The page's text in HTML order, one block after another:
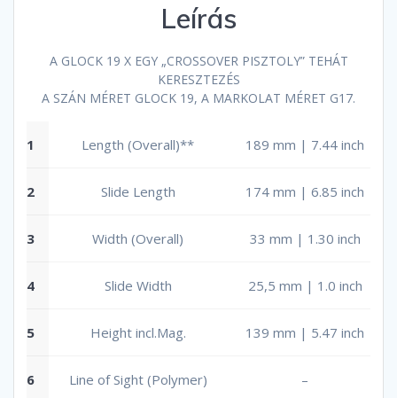
Leírás
A GLOCK 19 X EGY „CROSSOVER PISZTOLY” TEHÁT
KERESZTEZÉS
A SZÁN MÉRET GLOCK 19, A MARKOLAT MÉRET G17.
1 Length (Overall)** 189 mm | 7.44 inch
2 Slide Length 174 mm | 6.85 inch
3 Width (Overall) 33 mm | 1.30 inch
4 Slide Width 25,5 mm | 1.0 inch
5 Height incl.Mag. 139 mm | 5.47 inch
6 Line of Sight (Polymer) –